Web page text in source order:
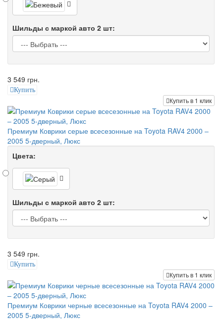
Шильды с маркой авто 2 шт:
3 549 грн.
Купить
Купить в 1 клик
Премиум Коврики серые всесезонные на Toyota RAV4 2000 –
2005 5-дверный, Люкс
Цвета:
Шильды с маркой авто 2 шт:
3 549 грн.
Купить
Купить в 1 клик
Премиум Коврики черные всесезонные на Toyota RAV4 2000 –
2005 5-дверный, Люкс